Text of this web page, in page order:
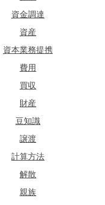
資金調達
資産
資本業務提携
費用
買収
財産
豆知識
譲渡
計算方法
解散
親族